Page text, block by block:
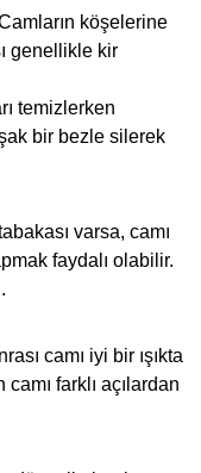
köşelerine
genellikle kir
temizlerken
bir bezle silerek
varsa, camı
faydalı olabilir.
camı iyi bir ışıkta
farklı açılardan